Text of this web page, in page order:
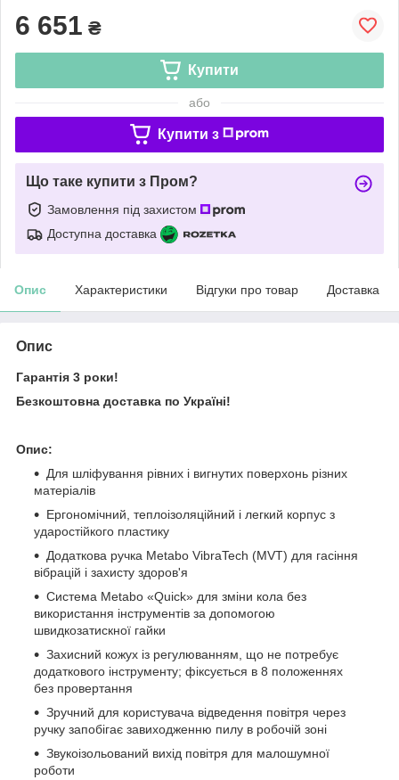
6 651 ₴
Купити
або
Купити з
Що таке купити з Пром?
Замовлення під захистом
Доступна доставка
Опис Характеристики Відгуки про товар Доставка
Опис
Гарантія 3 роки!
Безкоштовна доставка по Україні!
Опис:
Для шліфування рівних і вигнутих поверхонь різних
матеріалів
Ергономічний, теплоізоляційний і легкий корпус з
ударостійкого пластику
Додаткова ручка Metabo VibraTech (MVT) для гасіння
вібрацій і захисту здоров'я
Система Metabo «Quick» для зміни кола без
використання інструментів за допомогою
швидкозатискної гайки
Захисний кожух із регулюванням, що не потребує
додаткового інструменту; фіксується в 8 положеннях
без провертання
Зручний для користувача відведення повітря через
ручку запобігає завиходженню пилу в робочій зоні
Звукоізольований вихід повітря для малошумної
роботи